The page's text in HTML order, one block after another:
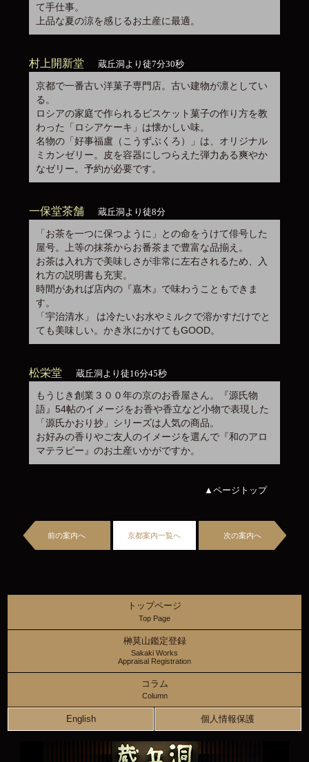
て手仕事。
上品な夏の涼を感じるお土産に最適。
村上開新堂 蔵丘洞より徒7分30秒
京都で一番古い洋菓子専門店。古い建物が凛としてい
る。
ロシアの家庭で作られるビスケット菓子の作り方を教
わった「ロシアケーキ」は懐かしい味。
名物の「好事福盧（こうずぶくろ）」は、オリジナル
ミカンゼリー。皮を容器にしつらえた弾力ある爽やか
なゼリー。予約が必要です。
一保堂茶舗 蔵丘洞より徒8分
「お茶を一つに保つように」との命をうけて俳号した
屋号。上等の抹茶からお番茶まで豊富な品揃え。
お茶は入れ方で美味しさが非常に左右されるため、入
れ方の説明書も充実。
時間があれば店内の『嘉木』で味わうこともできま
す。
「宇治清水」 は冷たいお水やミルクで溶かすだけでと
ても美味しい。かき氷にかけてもGOOD。
松栄堂 蔵丘洞より徒16分45秒
もうじき創業３００年の京のお香屋さん。『源氏物
語』54帖のイメージをお香や香立など小物で表現した
「源氏かおり抄」シリーズは人気の商品。
お好みの香りやご友人のイメージを選んで『和のアロ
マテラピー』のお土産いかがですか。
▲ページトップ
前の案内へ 京都案内一覧へ 次の案内へ
トップページ
Top Page
榊莫山鑑定登録
Sakaki Works
Appraisal Registration
コラム
Column
English 個人情報保護